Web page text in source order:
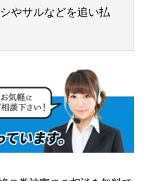
やサルなどを追い払